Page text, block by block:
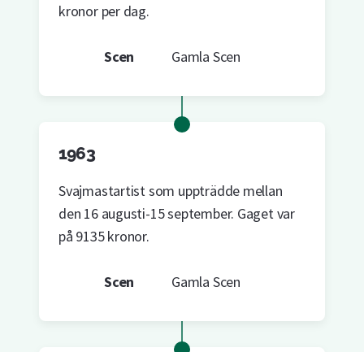
kronor per dag.
Scen Gamla Scen
1963
Svajmastartist som uppträdde mellan
den 16 augusti-15 september. Gaget var
på 9135 kronor.
Scen Gamla Scen